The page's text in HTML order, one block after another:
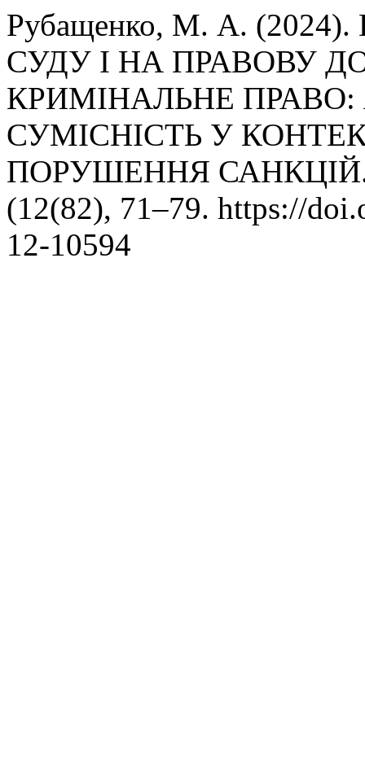
Рубащенко, М. А.
СУДУ І НА ПРАВОВУ
КРИМІНАЛЬНЕ ПРАВО:
СУМІСНІСТЬ У
ПОРУШЕННЯ
(12(82), 71–79. https://
12-10594